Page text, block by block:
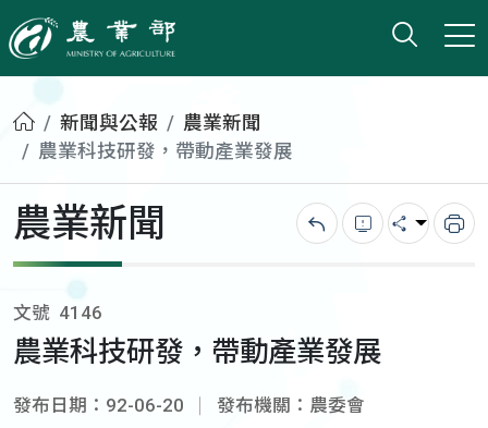
農業部
打開
小版
首頁新聞與公報
農業新聞
農業科技研發，帶動產業發展
農業新聞 回上一頁錯誤回報
分享 列
文號 4146
農業科技研發，帶動產業發展
發布日期：92-06-20 發布機關：農委會